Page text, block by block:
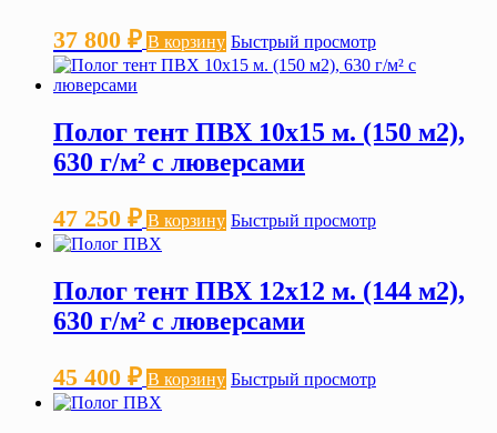
37 800 ₽ В корзину Быстрый просмотр
Полог тент ПВХ 10х15 м. (150 м2),
630 г/м² с люверсами
47 250 ₽ В корзину Быстрый просмотр
Полог тент ПВХ 12х12 м. (144 м2),
630 г/м² с люверсами
45 400 ₽ В корзину Быстрый просмотр